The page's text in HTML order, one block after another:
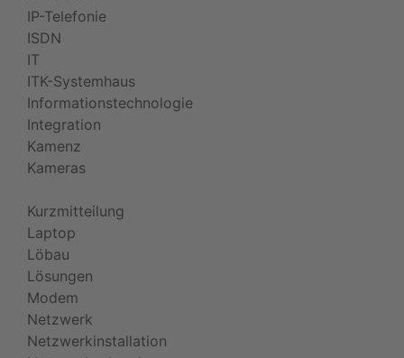
IP-Telefonie
ISDN
IT
ITK-Systemhaus
Informationstechnologie
Integration
Kamenz
Kameras
Kurzmitteilung
Laptop
Löbau
Lösungen
Modem
Netzwerk
Netzwerkinstallation